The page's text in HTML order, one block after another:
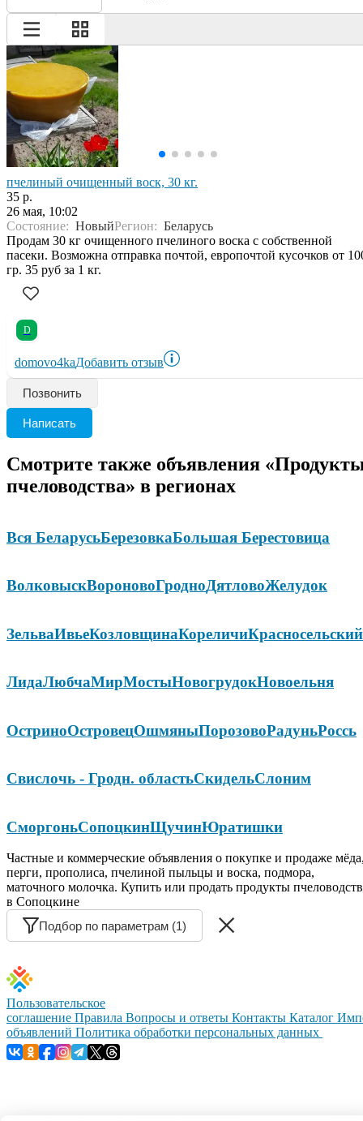
пчелиный очищенный воск, 30 кг.
35 р.
26 мая, 10:02
Состояние: НовыйРегион: Беларусь
Продам 30 кг очищенного пчелиного воска с собственной
пасеки. Возможна отправка почтой, европочтой кусочков от
гр. 35 руб за 1 кг.
D
domovo4kaДобавить отзыв
Позвонить
Написать
Смотрите также объявления
пчеловодства» в регионах
Вся БеларусьБерезовкаБольшая Берестовица
ВолковыскВороновоГродноДятловоЖелудок
ЗельваИвьеКозловщинаКореличиКрасносельский
ЛидаЛюбчаМирМостыНовогрудокНовоельня
ОстриноОстровецОшмяныПорозовоРадуньРоссь
Свислочь - Гродн. областьСкидельСлоним
СморгоньСопоцкинЩучинЮратишки
Частные и коммерческие объявления о покупке и продаже
перги, прополиса, пчелиной пыльцы и воска, подмора,
маточного молочка. Купить или продать продукты
в Сопоцкине
Подбор по параметрам (1)
Пользовательское
соглашение Правила Вопросы и ответы Контакты Каталог
объявлений Политика обработки персональных данных